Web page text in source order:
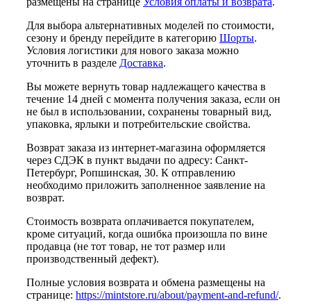
Для выбора альтернативных моделей по стоимости,
сезону и бренду перейдите в категорию Шорты.
Условия логистики для нового заказа можно
уточнить в разделе Доставка.
Вы можете вернуть товар надлежащего качества в
течение 14 дней с момента получения заказа, если он
не был в использовании, сохранены товарный вид,
упаковка, ярлыки и потребительские свойства.
Возврат заказа из интернет-магазина оформляется
через СДЭК в пункт выдачи по адресу: Санкт-
Петербург, Ропшинская, 30. К отправлению
необходимо приложить заполненное заявление на
возврат.
Стоимость возврата оплачивается покупателем,
кроме ситуаций, когда ошибка произошла по вине
продавца (не тот товар, не тот размер или
производственный дефект).
Полные условия возврата и обмена размещены на
странице: https://mintstore.ru/about/payment-and-refund/.